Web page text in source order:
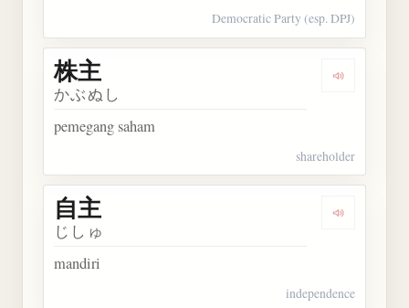
Democratic Party (esp. DPJ)
Dengarkan
株主
かぶぬし
pemegang saham
shareholder
Dengarkan
自主
じしゅ
mandiri
independence